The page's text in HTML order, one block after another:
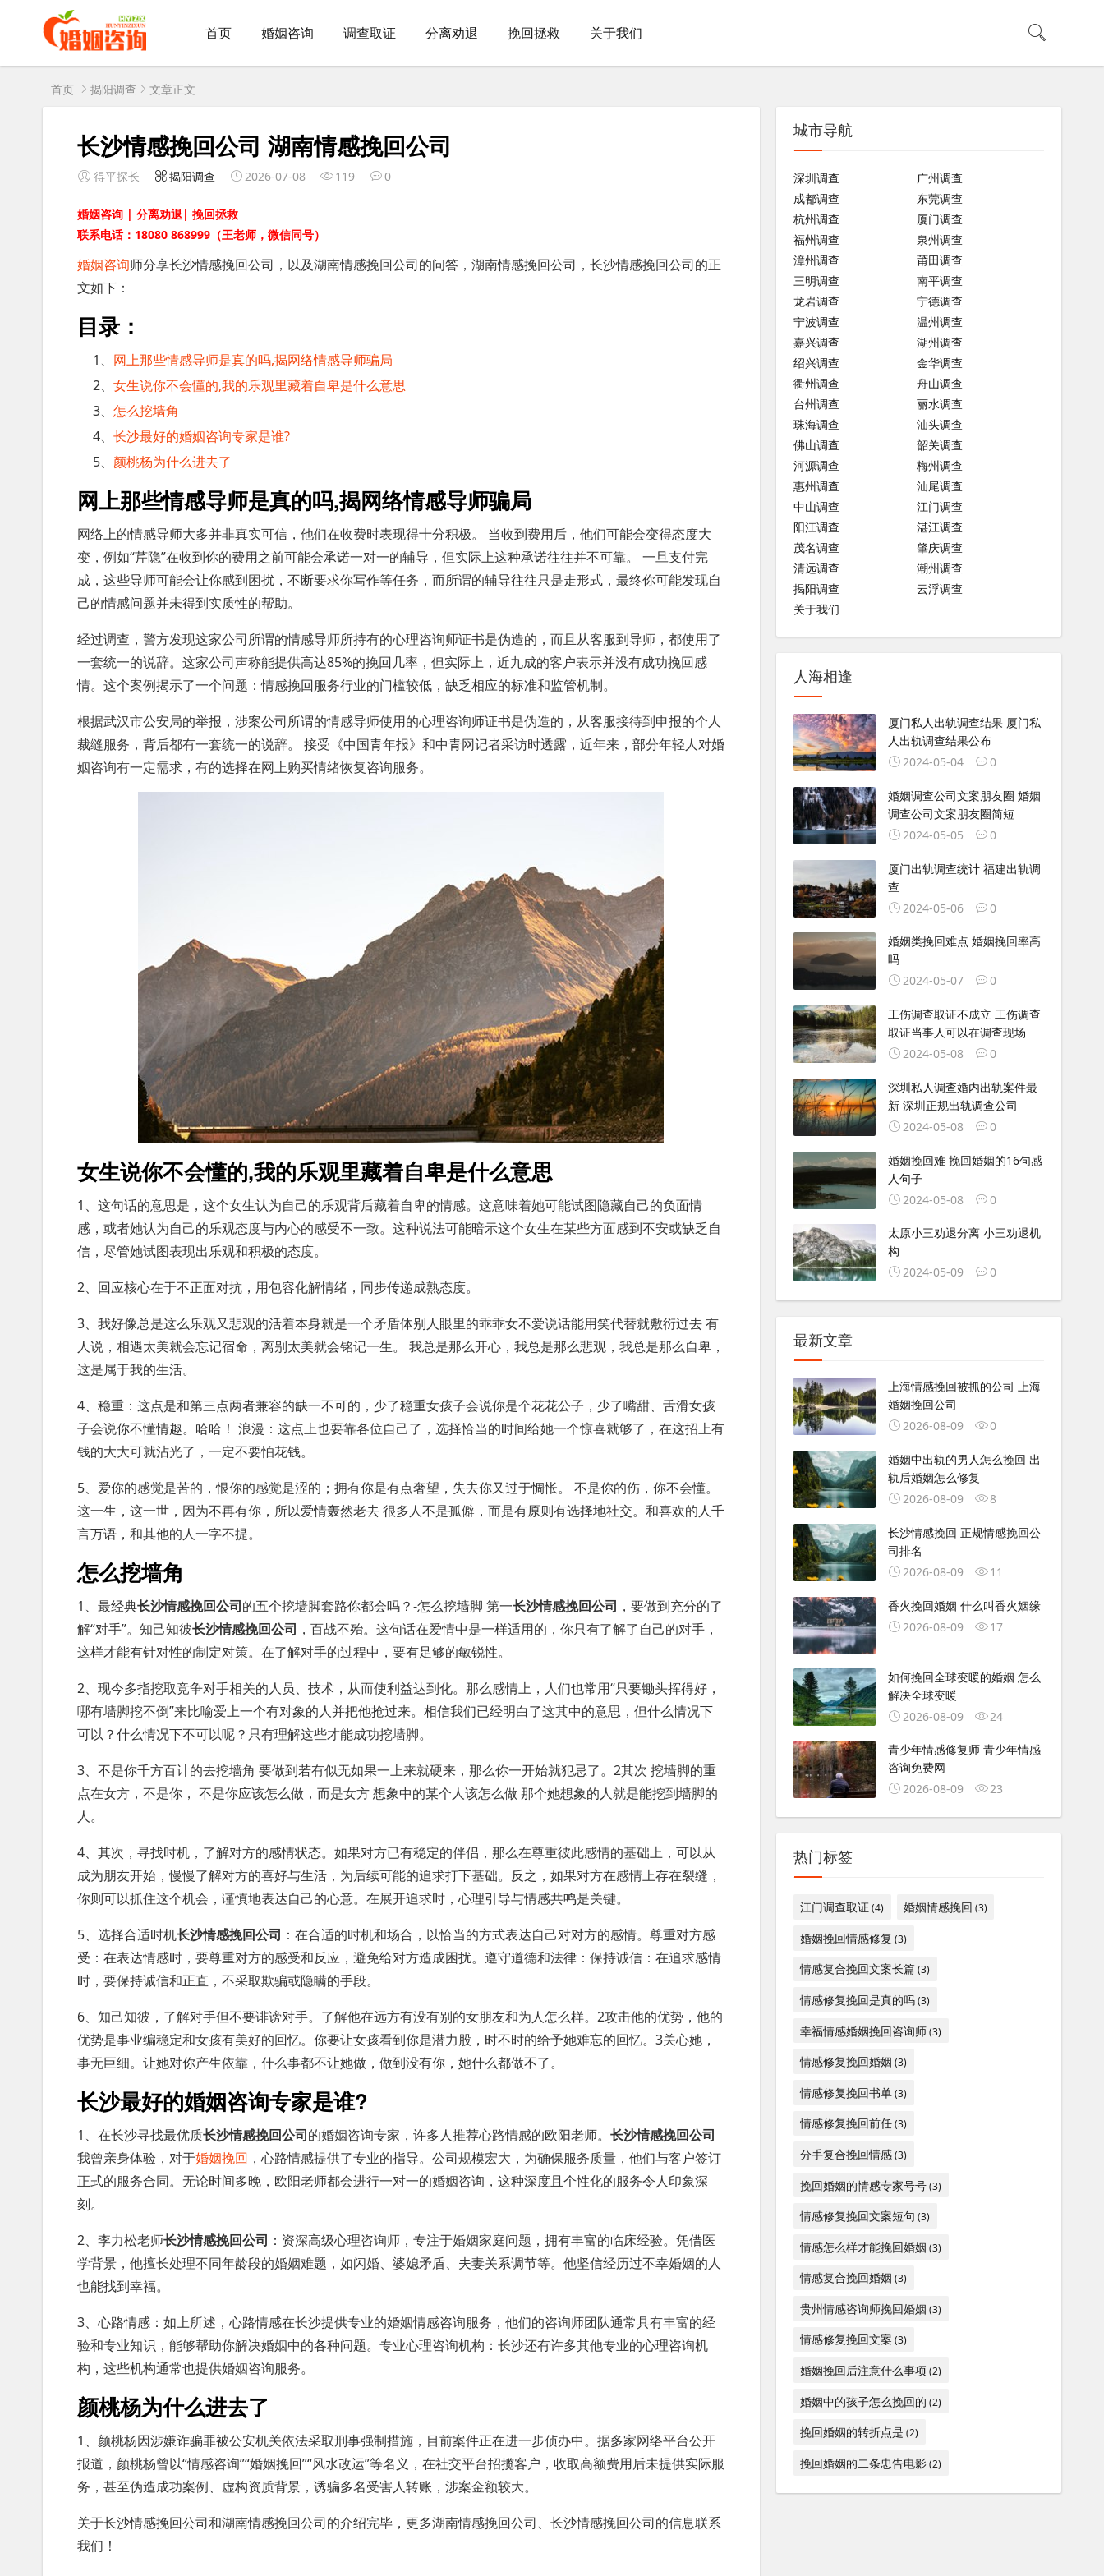
首页 婚姻咨询 调查取证 分离劝退 挽回拯救 关于我们
首页 揭阳调查 文章正文
长沙情感挽回公司 湖南情感挽回公司
得平探长 揭阳调查 2026-07-08 119 0
婚姻咨询 | 分离劝退| 挽回拯救
联系电话：18080 868999（王老师，微信同号）
婚姻咨询师分享长沙情感挽回公司，以及湖南情感挽回公司的问答，湖南情感挽回公司，长沙情感挽回公司的正
文如下：
目录：
1、 网上那些情感导师是真的吗,揭网络情感导师骗局
2、女生说你不会懂的,我的乐观里藏着自卑是什么意思
3、怎么挖墙角
4、长沙最好的婚姻咨询专家是谁?
5、 颜桃杨为什么进去了
网上那些情感导师是真的吗,揭网络情感导师骗局
网络上的情感导师大多并非真实可信，他们在收费时表现得十分积极。 当收到费用后，他们可能会变得态度大
变，例如“芹隐”在收到你的费用之前可能会承诺一对一的辅导，但实际上这种承诺往往并不可靠。 一旦支付完
成，这些导师可能会让你感到困扰，不断要求你写作等任务，而所谓的辅导往往只是走形式，最终你可能发现自
己的情感问题并未得到实质性的帮助。
经过调查，警方发现这家公司所谓的情感导师所持有的心理咨询师证书是伪造的，而且从客服到导师，都使用了
一套统一的说辞。这家公司声称能提供高达85%的挽回几率，但实际上，近九成的客户表示并没有成功挽回感
情。这个案例揭示了一个问题：情感挽回服务行业的门槛较低，缺乏相应的标准和监管机制。
根据武汉市公安局的举报，涉案公司所谓的情感导师使用的心理咨询师证书是伪造的，从客服接待到申报的个人
裁缝服务，背后都有一套统一的说辞。 接受《中国青年报》和中青网记者采访时透露，近年来，部分年轻人对婚
姻咨询有一定需求，有的选择在网上购买情绪恢复咨询服务。
女生说你不会懂的,我的乐观里藏着自卑是什么意思
1、这句话的意思是，这个女生认为自己的乐观背后藏着自卑的情感。这意味着她可能试图隐藏自己的负面情
感，或者她认为自己的乐观态度与内心的感受不一致。这种说法可能暗示这个女生在某些方面感到不安或缺乏自
信，尽管她试图表现出乐观和积极的态度。
2、回应核心在于不正面对抗，用包容化解情绪，同步传递成熟态度。
3、我好像总是这么乐观又悲观的活着本身就是一个矛盾体别人眼里的乖乖女不爱说话能用笑代替就敷衍过去 有
人说，相遇太美就会忘记宿命，离别太美就会铭记一生。 我总是那么开心，我总是那么悲观，我总是那么自卑，
这是属于我的生活。
4、稳重：这点是和第三点两者兼容的缺一不可的，少了稳重女孩子会说你是个花花公子，少了嘴甜、舌滑女孩
子会说你不懂情趣。哈哈！ 浪漫：这点上也要靠各位自己了，选择恰当的时间给她一个惊喜就够了，在这招上有
钱的大大可就沾光了，一定不要怕花钱。
5、爱你的感觉是苦的，恨你的感觉是涩的；拥有你是有点奢望，失去你又过于惆怅。 不是你的伤，你不会懂。
这一生，这一世，因为不再有你，所以爱情轰然老去 很多人不是孤僻，而是有原则有选择地社交。和喜欢的人千
言万语，和其他的人一字不提。
怎么挖墙角
1、最经典长沙情感挽回公司的五个挖墙脚套路你都会吗？-怎么挖墙脚 第一长沙情感挽回公司 ，要做到充分的了
解“对手”。知己知彼长沙情感挽回公司 ，百战不殆。这句话在爱情中是一样适用的，你只有了解了自己的对手，
这样才能有针对性的制定对策。在了解对手的过程中，要有足够的敏锐性。
2、现今多指挖取竞争对手相关的人员、技术，从而使利益达到化。那么感情上，人们也常用“只要锄头挥得好，
哪有墙脚挖不倒”来比喻爱上一个有对象的人并把他抢过来。相信我们已经明白了这其中的意思，但什么情况下
可以？什么情况下不可以呢？只有理解这些才能成功挖墙脚。
3、不是你千方百计的去挖墙角 要做到若有似无如果一上来就硬来，那么你一开始就犯忌了。2其次 挖墙脚的重
点在女方，不是你， 不是你应该怎么做，而是女方 想象中的某个人该怎么做 那个她想象的人就是能挖到墙脚的
人。
4、其次，寻找时机，了解对方的感情状态。如果对方已有稳定的伴侣，那么在尊重彼此感情的基础上，可以从
成为朋友开始，慢慢了解对方的喜好与生活，为后续可能的追求打下基础。反之，如果对方在感情上存在裂缝，
你则可以抓住这个机会，谨慎地表达自己的心意。在展开追求时，心理引导与情感共鸣是关键。
5、选择合适时机长沙情感挽回公司 ：在合适的时机和场合，以恰当的方式表达自己对对方的感情。尊重对方感
受：在表达情感时，要尊重对方的感受和反应，避免给对方造成困扰。遵守道德和法律：保持诚信：在追求感情
时，要保持诚信和正直，不采取欺骗或隐瞒的手段。
6、知己知彼，了解对手但不要诽谤对手。了解他在远方有没有别的女朋友和为人怎么样。2攻击他的优势，他的
优势是事业编稳定和女孩有美好的回忆。你要让女孩看到你是潜力股，时不时的给予她难忘的回忆。3关心她，
事无巨细。让她对你产生依靠，什么事都不让她做，做到没有你，她什么都做不了。
长沙最好的婚姻咨询专家是谁?
1、在长沙寻找最优质长沙情感挽回公司的婚姻咨询专家，许多人推荐心路情感的欧阳老师。 长沙情感挽回公司
我曾亲身体验，对于婚姻挽回 ，心路情感提供了专业的指导。公司规模宏大，为确保服务质量，他们与客户签订
正式的服务合同。无论时间多晚，欧阳老师都会进行一对一的婚姻咨询，这种深度且个性化的服务令人印象深
刻。
2、李力松老师长沙情感挽回公司 ：资深高级心理咨询师，专注于婚姻家庭问题，拥有丰富的临床经验。凭借医
学背景，他擅长处理不同年龄段的婚姻难题，如闪婚、婆媳矛盾、夫妻关系调节等。他坚信经历过不幸婚姻的人
也能找到幸福。
3、心路情感：如上所述，心路情感在长沙提供专业的婚姻情感咨询服务，他们的咨询师团队通常具有丰富的经
验和专业知识，能够帮助你解决婚姻中的各种问题。专业心理咨询机构：长沙还有许多其他专业的心理咨询机
构，这些机构通常也提供婚姻咨询服务。
颜桃杨为什么进去了
1、颜桃杨因涉嫌诈骗罪被公安机关依法采取刑事强制措施，目前案件正在进一步侦办中。据多家网络平台公开
报道，颜桃杨曾以“情感咨询”“婚姻挽回”“风水改运”等名义，在社交平台招揽客户，收取高额费用后未提供实际服
务，甚至伪造成功案例、虚构资质背景，诱骗多名受害人转账，涉案金额较大。
关于长沙情感挽回公司和湖南情感挽回公司的介绍完毕，更多湖南情感挽回公司、长沙情感挽回公司的信息联系
我们！
城市导航
深圳调查
广州调查
成都调查
东莞调查
杭州调查
厦门调查
福州调查
泉州调查
漳州调查
莆田调查
三明调查
南平调查
龙岩调查
宁德调查
宁波调查
温州调查
嘉兴调查
湖州调查
绍兴调查
金华调查
衢州调查
舟山调查
台州调查
丽水调查
珠海调查
汕头调查
佛山调查
韶关调查
河源调查
梅州调查
惠州调查
汕尾调查
中山调查
江门调查
阳江调查
湛江调查
茂名调查
肇庆调查
清远调查
潮州调查
揭阳调查
云浮调查
关于我们
人海相逢
厦门私人出轨调查结果 厦门私
人出轨调查结果公布
2024-05-04
0
婚姻调查公司文案朋友圈 婚姻
调查公司文案朋友圈简短
2024-05-05
0
厦门出轨调查统计 福建出轨调
查
2024-05-06
0
婚姻类挽回难点 婚姻挽回率高
吗
2024-05-07
0
工伤调查取证不成立 工伤调查
取证当事人可以在调查现场
2024-05-08
0
深圳私人调查婚内出轨案件最
新 深圳正规出轨调查公司
2024-05-08
0
婚姻挽回难 挽回婚姻的16句感
人句子
2024-05-08
0
太原小三劝退分离 小三劝退机
构
2024-05-09
0
最新文章
上海情感挽回被抓的公司 上海
婚姻挽回公司
2026-08-09
0
婚姻中出轨的男人怎么挽回 出
轨后婚姻怎么修复
2026-08-09
8
长沙情感挽回 正规情感挽回公
司排名
2026-08-09
11
香火挽回婚姻 什么叫香火姻缘
2026-08-09
17
如何挽回全球变暖的婚姻 怎么
解决全球变暖
2026-08-09
24
青少年情感修复师 青少年情感
咨询免费网
2026-08-09
23
热门标签
江门调查取证 (4) 婚姻情感挽回 (3)
婚姻挽回情感修复 (3)
情感复合挽回文案长篇(3)
情感修复挽回是真的吗(3)
幸福情感婚姻挽回咨询师(3)
情感修复挽回婚姻 (3)
情感修复挽回书单(3)
情感修复挽回前任(3)
分手复合挽回情感(3)
挽回婚姻的情感专家号号(3)
情感修复挽回文案短句 (3)
情感怎么样才能挽回婚姻 (3)
情感复合挽回婚姻 (3)
贵州情感咨询师挽回婚姻 (3)
情感修复挽回文案 (3)
婚姻挽回后注意什么事项 (2)
婚姻中的孩子怎么挽回的 (2)
挽回婚姻的转折点是 (2)
挽回婚姻的二条忠告电影(2)